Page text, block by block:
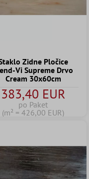
Zidne Pločice
Vi Supreme Drvo
Cream 30x60cm
383,40 EUR
po Paket
(m² = 426,00 EUR)